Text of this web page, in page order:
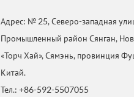
Адрес: № 25, Северо-западная
Промышленный район Сянган,
«Торч Хай», Сямэнь, провинция
Китай.
Тел.: +86-592-5507055